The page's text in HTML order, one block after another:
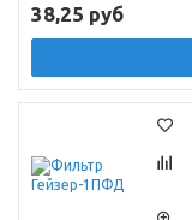
38,25 руб